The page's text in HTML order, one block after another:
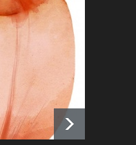
اخبار